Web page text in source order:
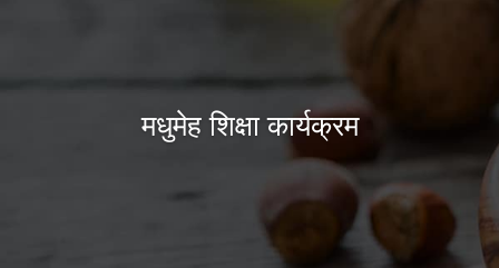
मधुमेह शिक्षा कार्यक्रम